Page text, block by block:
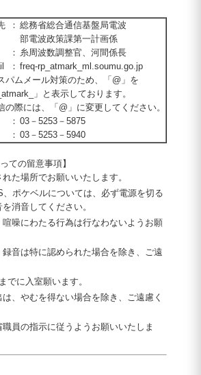
： 総務省総合通信基盤局電波
部電波政策課第一計画係
： 糸周波数調整官、河間係長
： freq-rp_atmark_ml.soumu.go.jp
パムメール対策のため、「@」を
」と表示しております。
の際には、「@」に変更してください。
： 03－ 5253－ 5875
： 03－ 5253－ 5940
ての留意事項】
た場所でお願いいたします。
、ポケベルについては、必ず電源を切る
消音してください。
噪にわたる行為は行なわないようお願
音は特に認められた場合を除き、ご遠
でに入室願います。
、やむを得ない場合を除き、ご遠慮く
員の指示に従うようお願いいたしま